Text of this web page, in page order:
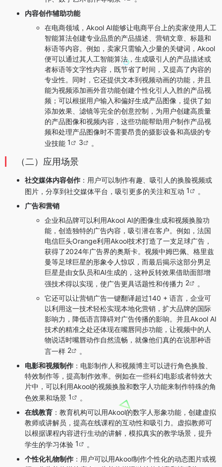
内容创作辅助功能
在电商领域，Akool AI能够让电商平台上的卖家使用人工
智能算法创建专业品质的产品描述、营销文章、标题和
标语等内容。例如，卖家只需输入少量的关键词，Akool
便可以通过其人工智能算法，生成吸引人的产品描述或
者标语等文字性内容，既节省了时间，又提高了内容的
专业性。同时，它还提供文本到视频动画的功能，并且
能为视频添加画外音功能创建个性化引人入胜的产品视
频；可以根据用户输入和偏好生成产品图像，提供了如
添加效果、滤镜等完全的创意控制，为用户创建高质量
的产品图像和视频内容，这些功能帮助用户制作产品视
频和处理产品图像时不需要昂贵的摄影设备和高级的专
业技能 1 3 。
（二）应用场景
社交媒体内容创作 ：用户可以制作有趣、吸引人的换脸视频或
图片，分享到社交媒体平台，吸引更多的关注和互动 1
。
广告和营销
企业和品牌可以利用Akool AI的图像生成和视频换脸功
能，创造独特的广告内容，吸引潜在客户。例如，法国
电信巨头Orange利用Akool技术打造了一支足球广告，
获得了2024年广告界的奥斯卡。视频中姆巴佩、格里兹
曼等足球巨星的形象令人惊叹，而最后揭示这部分男足
巨星是由女队员和AI生成的，这种反转效果借助面部增
强技术得以实现，使广告更具话题性和传播力 2
。
它还可以让营销广告一键翻译超过140 + 语言，企业可
以利用这一技术轻松实现本地化营销，扩大品牌的国际
影响力，降低语言障碍对广告传播的影响。并且Akool AI
技术的精准之处还体现在嘴唇同步功能，让视频中的人
物说话时嘴唇动作自然流畅，就像他们真的在说那种语
言一样 2
。
电影和视频制作 ：电影制作人和视频博主可以进行角色换脸、
特效制作等，提高制作效率。例如在一些科幻电影或者特效大
片中，可以利用Akool的视频换脸和数字人功能来制作特殊的角
色效果和场景 1
。
在线教育 ：教育机构可以用Akool的数字人形象功能，创建虚拟
教师或讲解员，提高在线课程的互动性和吸引力。虚拟教师可
以根据课程内容进行生动的讲解，模拟真实的教学场景，提升
学生的学习体验 1
。
个性化礼物制作 ：用户可以用Akool制作个性化的动态图片或视